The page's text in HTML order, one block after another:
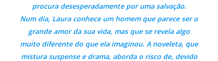
procura desesperadamente por uma salvação.
Num dia, Laura conhece um homem que parece ser o
grande amor da sua vida, mas que se revela algo
muito diferente do que ela imaginou. A noveleta, que
mistura suspense e drama, aborda o risco de, devido